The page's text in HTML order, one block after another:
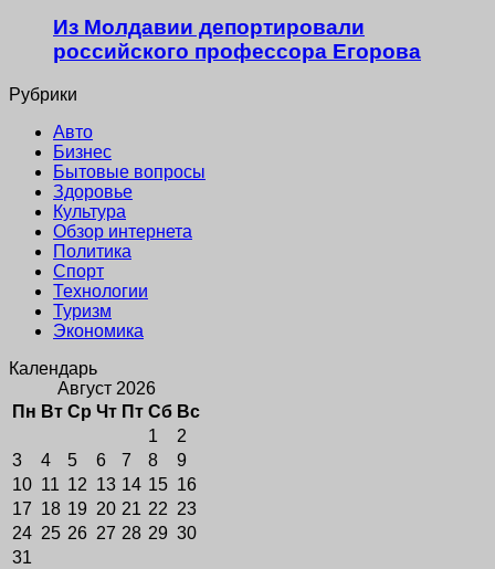
Из Молдавии депортировали
российского профессора Егорова
Рубрики
Авто
Бизнес
Бытовые вопросы
Здоровье
Культура
Обзор интернета
Политика
Спорт
Технологии
Туризм
Экономика
Календарь
Август 2026
Пн Вт Ср Чт Пт Сб Вс
1
2
3
4 5 6 7 8
9
10 11 12 13 14 15 16
17 18 19 20 21 22 23
24 25 26 27 28 29 30
31